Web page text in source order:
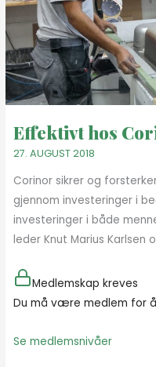
Effektivt hos
27. AUGUST 2018
Corinor sikrer og
gjennom investeringer i
investeringer i både
leder Knut Marius Karlsen
Medlemskap kreves
Du må være medlem for
Se medlemsnivåer